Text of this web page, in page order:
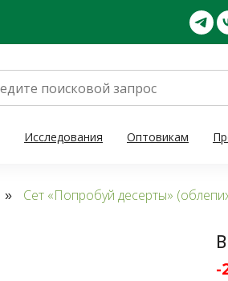
Исследования Оптовикам
» Сет «Попробуй десерты»
-